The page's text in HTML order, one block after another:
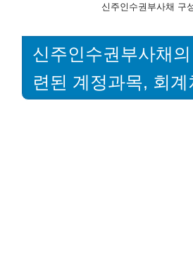
신주인수권부사채 구
신주인수권부사채
련된 계정과목, 회